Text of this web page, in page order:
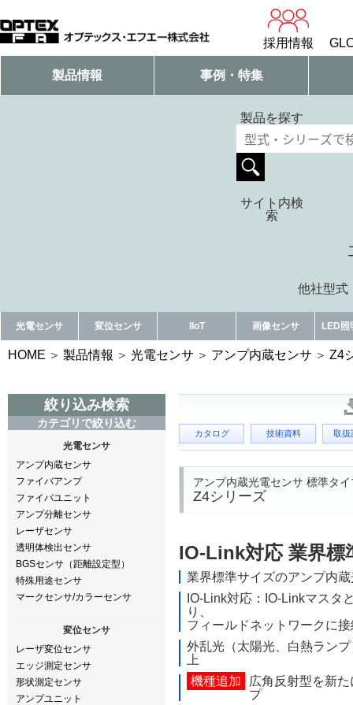
採用情報
製品情報 事例・特集
製品を探す
サイト内検
索
他社型式
光電センサ 変位センサ IIoT 画像センサ LED照
HOME 製品情報 光電センサ アンプ内蔵センサ Z4
絞り込み検索
カテゴリで絞り込む
光電センサ
アンプ内蔵センサ
ファイバアンプ
ファイバユニット
アンプ分離センサ
レーザセンサ
透明体検出センサ
BGSセンサ（距離設定型）
特殊用途センサ
マークセンサ/カラーセンサ
変位センサ
レーザ変位センサ
エッジ測定センサ
形状測定センサ
アンプユニット
カタログ 技術資料 取扱
アンプ内蔵光電センサ 標準タイ
Z4シリーズ
IO-Link対応 業界標
業界標準サイズのアンプ内
IO-Link対応：IO-Linkマスタ
り、
フィールドネットワークに
外乱光（太陽光、白熱ラン
上
機種追加
広角反射型を新
プ